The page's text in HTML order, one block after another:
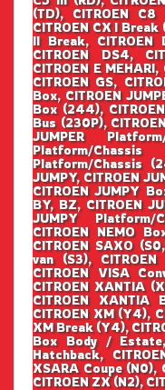
(TD), CITROEN
CITROEN CX I Break
II Break, CITROEN
CITROEN DS4,
CITROEN E
CITROEN GS,
Box, CITROEN
Box (244), CITROEN
Bus (230P),
JUMPER
Platform/
Platform/Chassis
JUMPY, CITROEN
CITROEN JUMPY
BY, BZ, CITROEN
JUMPY Platform/
CITROEN NEMO
CITROEN SAXO
van (S3), CITROEN
CITROEN VISA
CITROEN XANTIA
CITROEN XANTIA
CITROEN XM (Y4),
XM Break (Y4),
Box Body /
Hatchback,
XSARA Coupe (N0),
CITROEN ZX (N2),